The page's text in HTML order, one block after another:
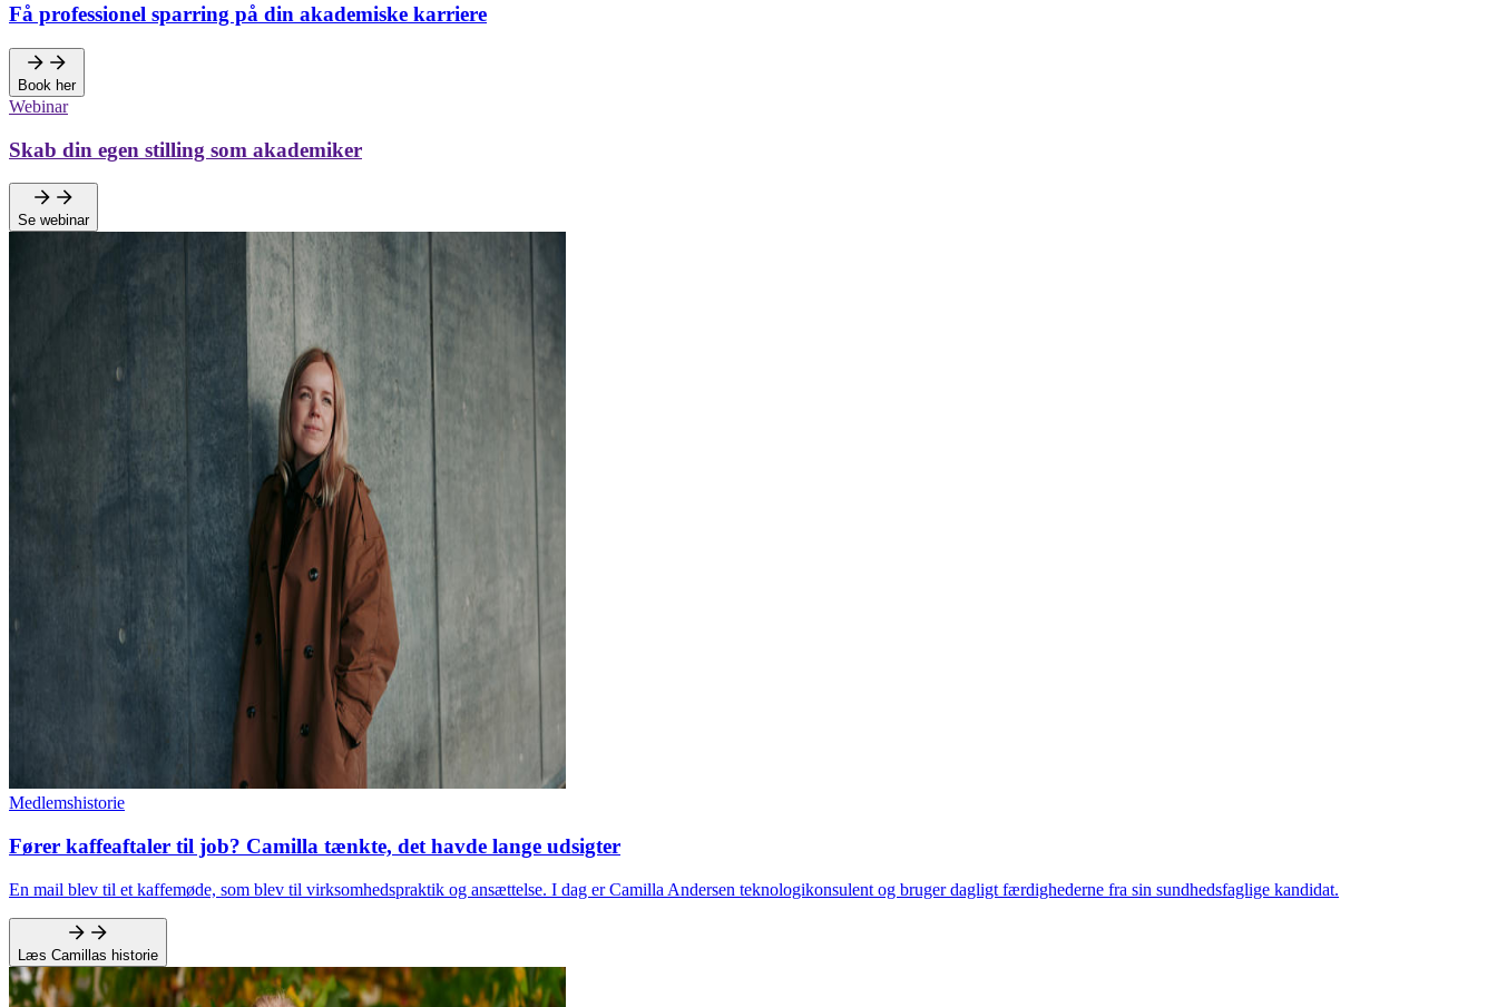
Få professionel sparring på din akademiske karriere
Book her
Webinar
Skab din egen stilling som akademiker
Se webinar
Medlemshistorie
Fører kaffeaftaler til job? Camilla tænkte, det havde lange udsigter
En mail blev til et kaffemøde, som blev til virksomhedspraktik og ansættelse. I dag er Camilla Andersen teknologikonsulent og bruger dagligt færdighederne fra sin sundhedsfaglige kandidat.
Læs Camillas historie